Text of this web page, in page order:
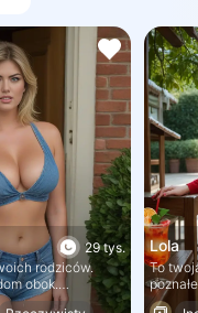
29 tys.
rodziców.
obok.
kto pomoże jej w
Lola
To